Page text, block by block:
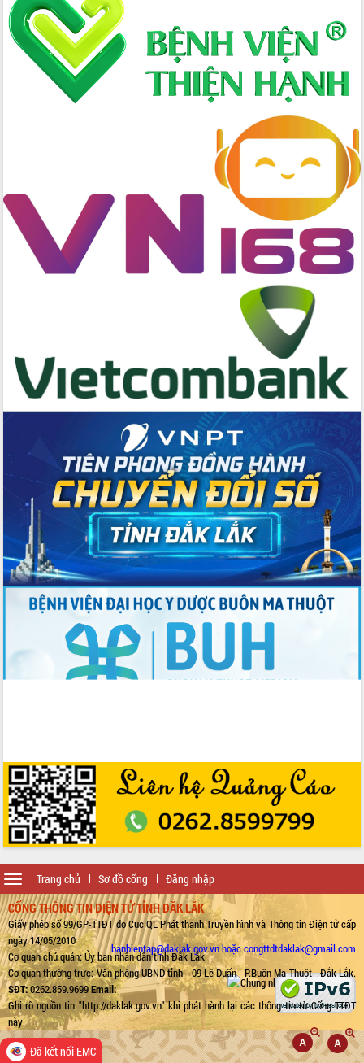
Trang chủ Sơ đồ cổng Đăng nhập
Toggle
navigation
CỔNG THÔNG TIN ĐIỆN TỬ TỈNH ĐẮK LẮK
Giấy phép số 99/GP-TTĐT do Cục QL Phát thanh Truyền hình và Thông tin Điện tử cấp
ngày 14/05/2010
Cơ quan chủ quản: Ủy ban nhân dân tỉnh Đắk Lắk
Cơ quan thường trực: Văn phòng UBND tỉnh - 09 Lê Duẩn - P.Buôn Ma Thuột - Đắk Lắk.
SĐT:0262.859.9699Email:
banbientap@daklak.gov.vn hoặc congttdtdaklak@gmail.com
Ghi rõ nguồn tin "http://daklak.gov.vn" khi phát hành lại các thông tin từ Cổng TTĐT
này
Đã kết nối EMC